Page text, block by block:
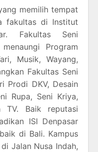
memilih tempat
fakultas di Institut
Fakultas Seni
Program
Musik, Wayang,
Fakultas Seni
Prodi DKV, Desain
Rupa, Seni Kriya,
TV. Baik reputasi
ISI Denpasar
di Bali. Kampus
Jalan Nusa Indah,